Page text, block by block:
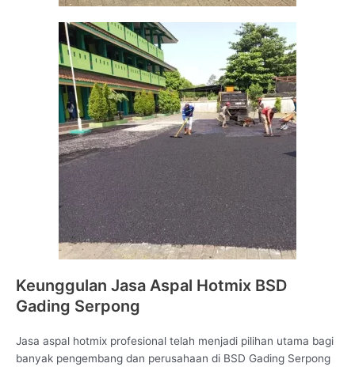
Keunggulan Jasa Aspal Hotmix BSD
Gading Serpong
Jasa aspal hotmix profesional telah menjadi pilihan utama bagi
banyak pengembang dan perusahaan di BSD Gading Serpong